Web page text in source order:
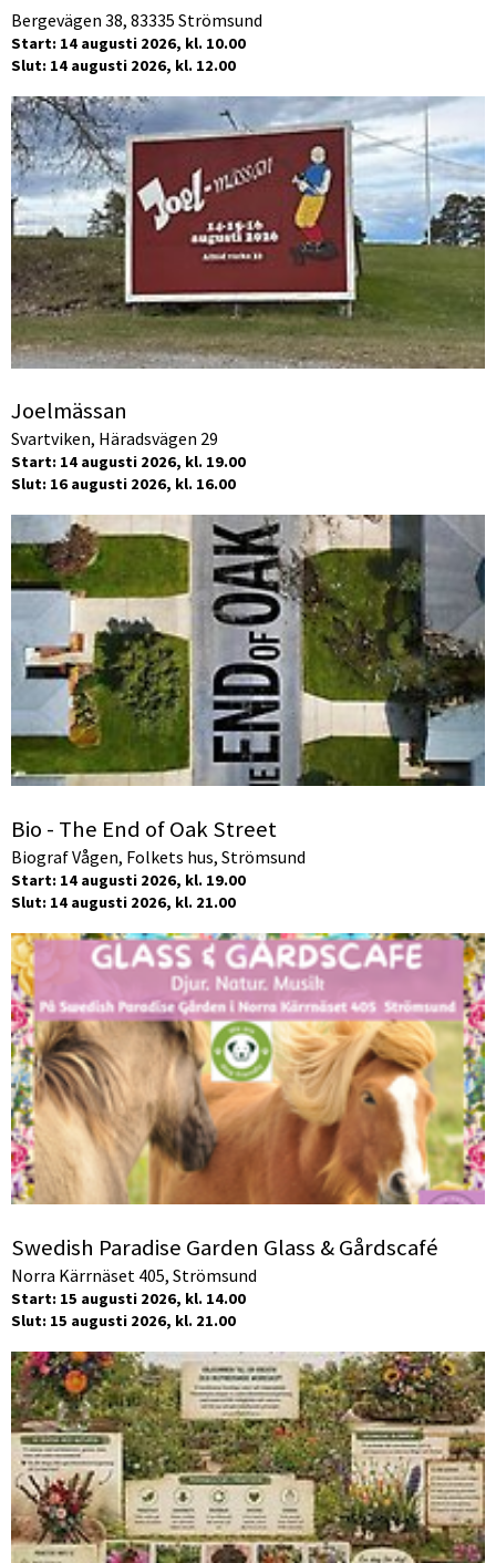
Bergevägen 38, 83335 Strömsund
Start: 14 augusti 2026, kl. 10.00
Slut: 14 augusti 2026, kl. 12.00
Joelmässan
Svartviken, Häradsvägen 29
Start: 14 augusti 2026, kl. 19.00
Slut: 16 augusti 2026, kl. 16.00
Bio - The End of Oak Street
Biograf Vågen, Folkets hus, Strömsund
Start: 14 augusti 2026, kl. 19.00
Slut: 14 augusti 2026, kl. 21.00
Swedish Paradise Garden Glass & Gårdscafé
Norra Kärrnäset 405, Strömsund
Start: 15 augusti 2026, kl. 14.00
Slut: 15 augusti 2026, kl. 21.00